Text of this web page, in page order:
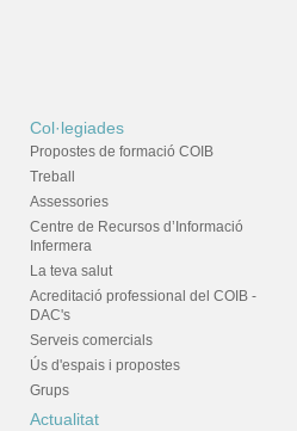
Col·legiades
Propostes de formació COIB
Treball
Assessories
Centre de Recursos d’Informació
Infermera
La teva salut
Acreditació professional del COIB -
DAC's
Serveis comercials
Ús d'espais i propostes
Grups
Actualitat